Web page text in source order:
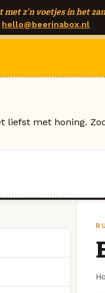
met z'n voetjes in het
hello@beerinabox.nl
liefst met honing.